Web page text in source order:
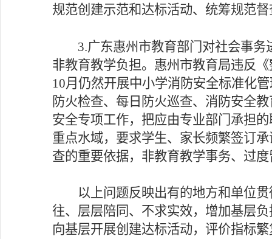
规范创建示范和达标活动、统筹规范
3.广东惠州市教育部门对社会事
非教育教学负担。惠州市教育局违反
10月仍然开展中小学消防安全标准化
防火检查、每日防火巡查、消防安全
安全专项工作，把应由专业部门承担
重点水域，要求学生、家长频繁签订
查的重要依据，非教育教学事务、过
以上问题反映出有的地方和单位贯
往、层层陪同、不求实效，增加基层
向基层开展创建达标活动，评价指标